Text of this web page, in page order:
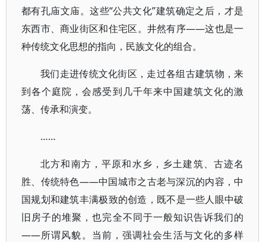
都有孔庙文庙。这些“公共文化”建筑确定之后，才是
东西市、商业街区和住宅区。井然有序——这也是一
种传统文化思想的指向，民族文化的组合。
我们走进传统文化街区，走过各组古建筑物，来
到各个庭院，会感受到几千年来中国建筑文化的激
荡、传承和演变。
……
北方和南方，平原和水乡，乡土建筑、古迹名
胜、传统特色——中国城市之古老与深沉的内容，中
国规划和建筑丰满极致的创造，既不是一些人眼中破
旧房子的堆聚，也完全不同于一般知识告诉我们的
——所谓风貌。当前，强调社会生活与文化的多样